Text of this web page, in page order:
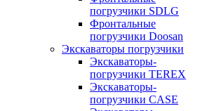
погрузчики SDLG
Фронтальные
погрузчики Doosan
Экскаваторы погрузчики
Экскаваторы-
погрузчики TEREX
Экскаваторы-
погрузчики CASE